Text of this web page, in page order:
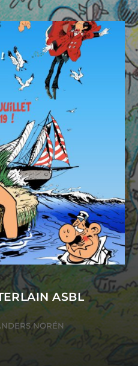
ASBL
NORÉN